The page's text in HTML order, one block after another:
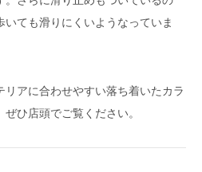
ても滑りにくいようなっていま
アに合わせやすい落ち着いたカラ
ひ店頭でご覧ください。